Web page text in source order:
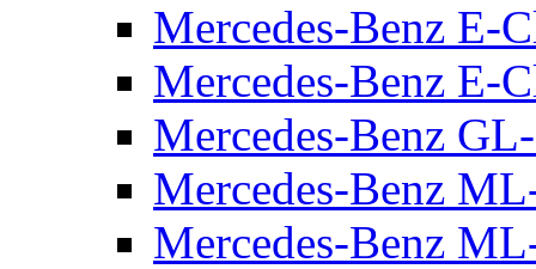
Mercedes-Benz E-
Mercedes-Benz E-
Mercedes-Benz
Mercedes-Benz
Mercedes-Benz